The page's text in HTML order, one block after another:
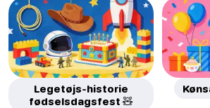
Legetøjs-historie
fødselsdagsfest 🧸